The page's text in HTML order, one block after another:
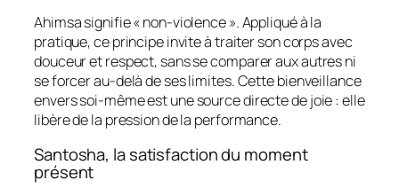
Ahimsa signifie « non-violence ». Appliqué à la
pratique, ce principe invite à traiter son corps avec
douceur et respect, sans se comparer aux autres ni
se forcer au-delà de ses limites. Cette bienveillance
envers soi-même est une source directe de joie : elle
libère de la pression de la performance.
Santosha, la satisfaction du moment
présent